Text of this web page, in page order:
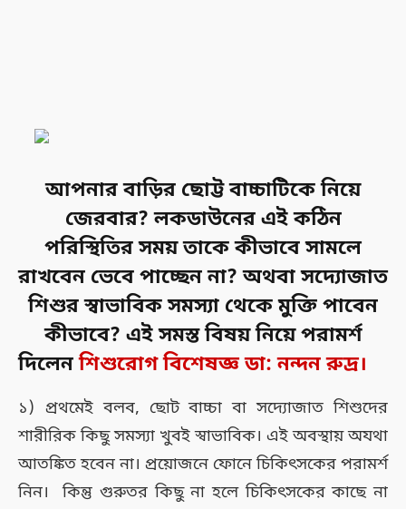
আপনার বাড়ির ছোট্ট বাচ্চাটিকে নিয়ে
জেরবার? লকডাউনের এই কঠিন
পরিস্থিতির সময় তাকে কীভাবে সামলে
রাখবেন ভেবে পাচ্ছেন না? অথবা সদ্যোজাত
শিশুর স্বাভাবিক সমস্যা থেকে মুক্তি পাবেন
কীভাবে? এই সমস্ত বিষয় নিয়ে পরামর্শ
দিলেনশিশুরোগ বিশেষজ্ঞ ডা: নন্দন রুদ্র।
১) প্রথমেই বলব, ছোট বাচ্চা বা সদ্যোজাত শিশুদের
শারীরিক কিছু সমস্যা খুবই স্বাভাবিক। এই অবস্থায় অযথা
আতঙ্কিত হবেন না। প্রয়োজনে ফোনে চিকিৎসকের পরামর্শ
নিন। কিন্তু গুরুতর কিছু না হলে চিকিৎসকের কাছে না